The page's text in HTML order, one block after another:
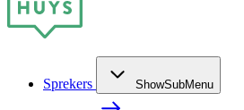
Sprekers ShowSubMenu